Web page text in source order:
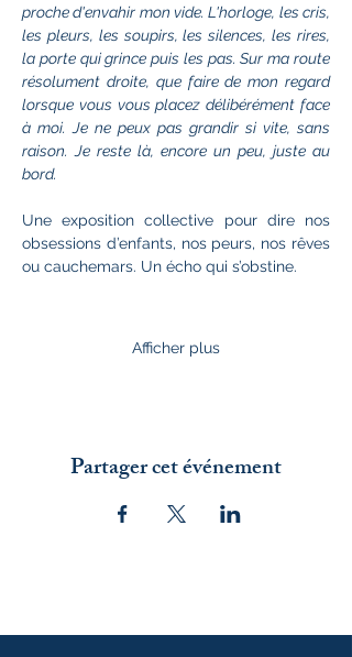
proche d'envahir mon vide. L'horloge, les cris,
les pleurs, les soupirs, les silences, les rires,
la porte qui grince puis les pas. Sur ma route
résolument droite, que faire de mon regard
lorsque vous vous placez délibérément face
à moi. Je ne peux pas grandir si vite, sans
raison. Je reste là, encore un peu, juste au
bord.
Une exposition collective pour dire nos
obsessions d’enfants, nos peurs, nos rêves
ou cauchemars. Un écho qui s’obstine.
Afficher plus
Partager cet événement